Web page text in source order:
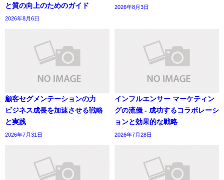
と質の向上のためのガイド
2026年8月6日
2026年8月3日
顧客セグメンテーションの力
ビジネス成長を加速させる戦略
と実践
2026年7月31日
インフルエンサー マーケティン
グの流儀 - 成功するコラボレーシ
ョンと効果的な戦略
2026年7月28日